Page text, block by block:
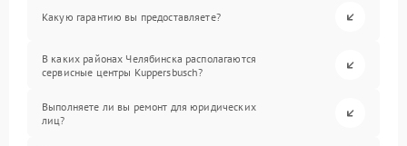
Какую гарантию вы предоставляете?
В каких районах Челябинска располагаются
сервисные центры Kuppersbusch?
Выполняете ли вы ремонт для юридических
лиц?